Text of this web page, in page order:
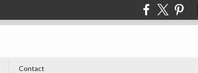
Contact